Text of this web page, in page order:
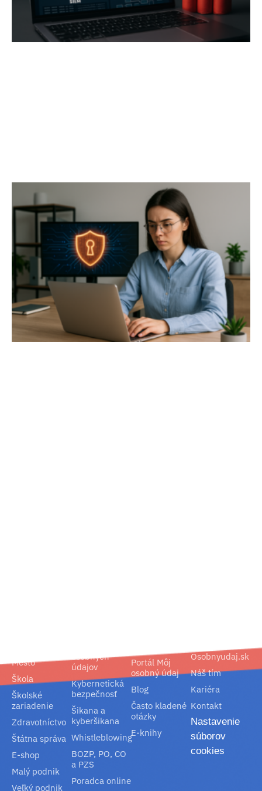
Mesto
Škola
Školské
zariadenie
Zdravotníctvo
Štátna správa
E-shop
Malý podnik
Veľký podnik
osobných
údajov
Kybernetická
bezpečnosť
Šikana a
kyberšikana
Whistleblowing
BOZP, PO, CO
a PZS
Poradca online
Portál Môj
osobný údaj
Blog
Často kladené
otázky
E-knihy
Osobnyudaj.sk
Náš tím
Kariéra
Kontakt
Nastavenie
súborov
cookies